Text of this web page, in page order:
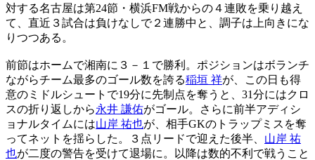
対する名古屋は第24節・横浜FM戦からの４連敗を乗り越え
て、直近３試合は負けなしで２連勝中と、調子は上向きにな
りつつある。
前節はホームで湘南に３－１で勝利。ポジションはボランチ
ながらチーム最多のゴール数を誇る稲垣 祥が、この日も得
意のミドルシュートで19分に先制点を奪うと、31分にはクロ
スの折り返しから永井 謙佑がゴール。さらに前半アディシ
ョナルタイムには山岸 祐也が、相手GKのトラップミスを奪
ってネットを揺らした。３点リードで迎えた後半、 山岸 祐
也が二度の警告を受けて退場に。以降は数的不利で戦うこと